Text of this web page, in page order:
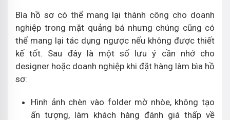
Bìa hồ sơ có thể mang lại thành công cho doanh
nghiệp trong mặt quảng bá nhưng chúng cũng có
thể mang lại tác dụng ngược nếu không được thiết
kế tốt. Sau đây là một số lưu ý cần nhớ cho
designer hoặc doanh nghiệp khi đặt hàng làm bìa hồ
sơ:
Hình ảnh chèn vào folder mờ nhòe, không tạo
ấn tượng, làm khách hàng đánh giá thấp về